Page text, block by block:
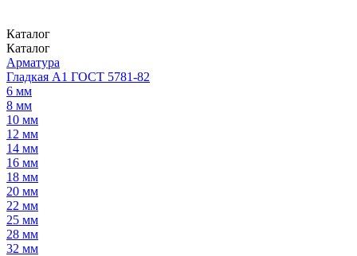
Каталог
Каталог
Арматура
Гладкая А1 ГОСТ 5781-82
6 мм
8 мм
10 мм
12 мм
14 мм
16 мм
18 мм
20 мм
22 мм
25 мм
28 мм
32 мм